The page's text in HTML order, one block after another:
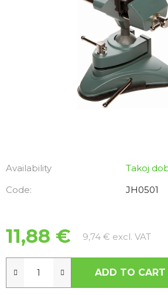
Availability
Takoj
Code:
JH0501
11,88 € 9,74 € excl. VAT
ADD TO CART